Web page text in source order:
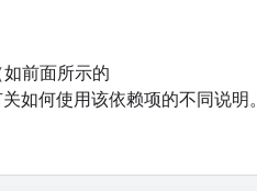
前面所示的
如何使用该依赖项的不同说明。